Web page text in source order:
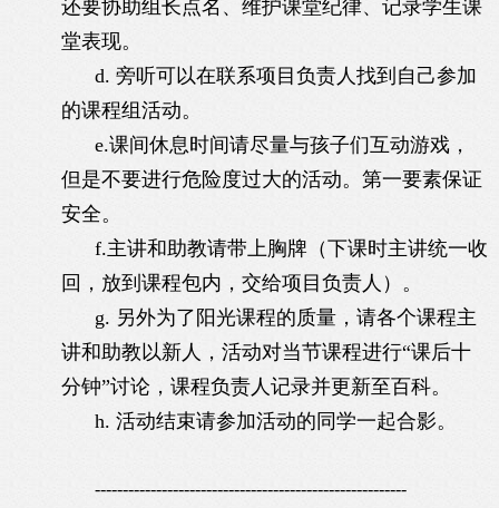
还要协助组长点名、维护课堂纪律、记录学生课
堂表现。
d. 旁听可以在联系项目负责人找到自己参加
的课程组活动。
e.课间休息时间请尽量与孩子们互动游戏，
但是不要进行危险度过大的活动。第一要素保证
安全。
f.主讲和助教请带上胸牌（下课时主讲统一收
回，放到课程包内，交给项目负责人）。
g. 另外为了阳光课程的质量，请各个课程主
讲和助教以新人，活动对当节课程进行“课后十
分钟”讨论，课程负责人记录并更新至百科。
h. 活动结束请参加活动的同学一起合影。
--------------------------------------------------------